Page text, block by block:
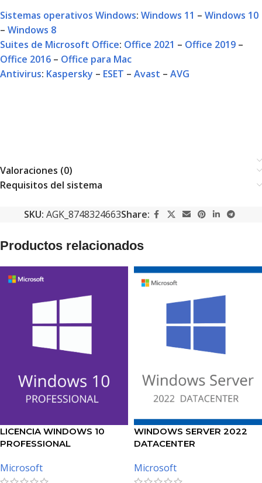
Sistemas operativos Windows: Windows 11 – Windows 10
– Windows 8
Suites de Microsoft Office: Office 2021 – Office 2019 –
Office 2016 – Office para Mac
Antivirus: Kaspersky – ESET – Avast – AVG
Valoraciones (0)
Requisitos del sistema
SKU: AGK_8748324663Share:
Productos relacionados
LICENCIA WINDOWS 10
PROFESSIONAL
Microsoft
WINDOWS SERVER 2022
DATACENTER
Microsoft